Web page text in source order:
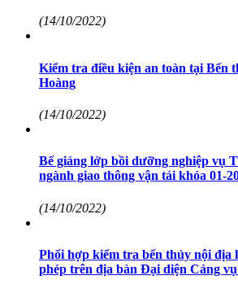
(14/10/2022)
Kiểm tra điều kiện an toàn tại Bến
Hoàng
(14/10/2022)
Bế giảng lớp bồi dưỡng nghiệp vụ
ngành giao thông vận tải khóa 01-
(14/10/2022)
Phối hợp kiểm tra bến thủy nội địa
phép trên địa bàn Đại diện Cảng